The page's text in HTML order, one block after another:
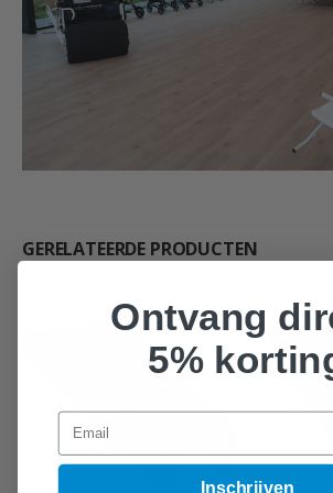
GERELATEERDE PRODUCTEN
Ontvang
5%
Email
Inschrijven